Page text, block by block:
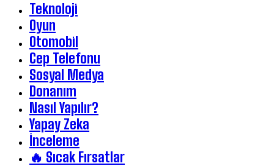
Teknoloji
Oyun
Otomobil
Cep Telefonu
Sosyal Medya
Donanım
Nasıl Yapılır?
Yapay Zeka
İnceleme
🔥 Sıcak Fırsatlar